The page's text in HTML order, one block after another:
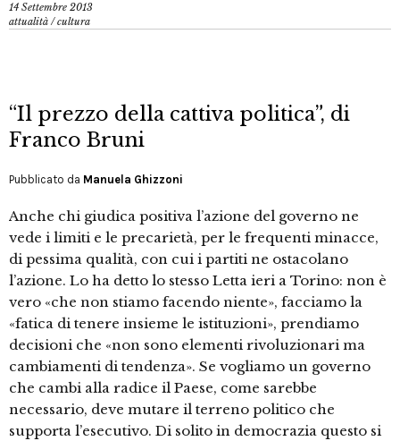
14 Settembre 2013
attualità /cultura
“Il prezzo della cattiva politica”, di
Franco Bruni
Pubblicato da Manuela Ghizzoni
Anche chi giudica positiva l’azione del governo ne
vede i limiti e le precarietà, per le frequenti minacce,
di pessima qualità, con cui i partiti ne ostacolano
l’azione. Lo ha detto lo stesso Letta ieri a Torino: non è
vero «che non stiamo facendo niente», facciamo la
«fatica di tenere insieme le istituzioni», prendiamo
decisioni che «non sono elementi rivoluzionari ma
cambiamenti di tendenza». Se vogliamo un governo
che cambi alla radice il Paese, come sarebbe
necessario, deve mutare il terreno politico che
supporta l’esecutivo. Di solito in democrazia questo si